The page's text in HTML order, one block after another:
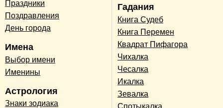
Праздники
Поздравления
День города
Имена
Выбор имени
Именины
Астрология
Знаки зодиака
Гадания
Книга Судеб
Книга Перемен
Квадрат Пифагора
Чихалка
Чесалка
Икалка
Зевалка
Спотыкалка